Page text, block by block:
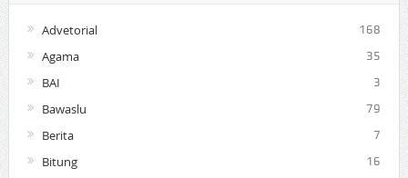
Advetorial 168
Agama 35
BAI 3
Bawaslu 79
Berita 7
Bitung 16